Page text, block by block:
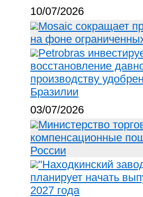
10/07/2026
Mosaic сокращает
на фоне
Petrobras
восстановление
производству
Бразилии
03/07/2026
Министерство
компенсационные
России
"Находкинский
планирует начать
2027 года